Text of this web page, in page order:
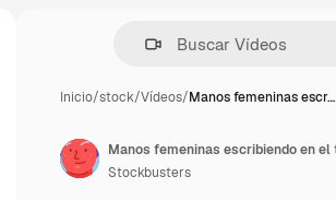
Inicio/stock/Vídeos/Manos femeninas escr…
Stockbusters